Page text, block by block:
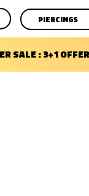
PIERCINGS